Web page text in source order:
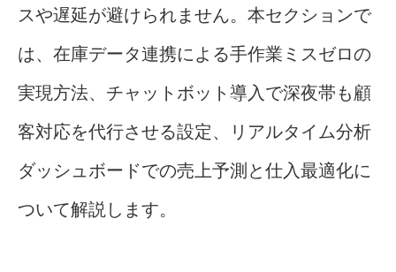
スや遅延が避けられません。本セクションで
は、在庫データ連携による手作業ミスゼロの
実現方法、チャットボット導入で深夜帯も顧
客対応を代行させる設定、リアルタイム分析
ダッシュボードでの売上予測と仕入最適化に
ついて解説します。